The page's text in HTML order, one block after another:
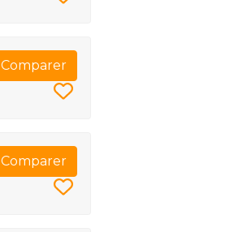
Comparer
Comparer